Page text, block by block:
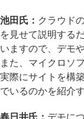
池田氏： クラウド
を見せて説明する
いますので、デモ
また、マイクロソ
実際にサイトを構
でいるのかを紹介
春日井氏： デモに